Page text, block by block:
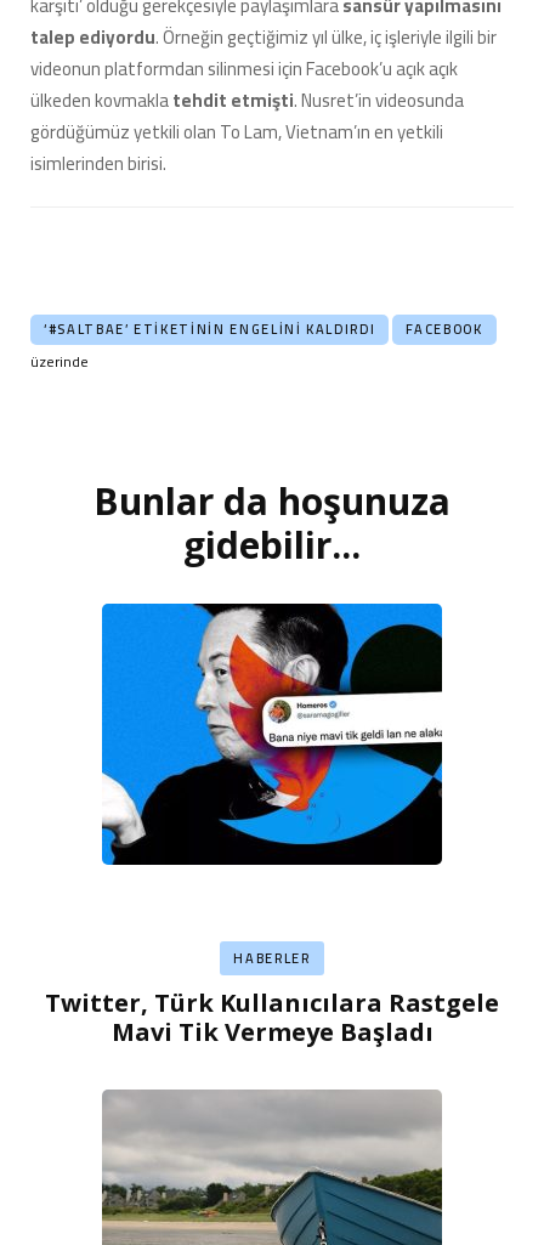
talep ediyordu. Örneğin geçtiğimiz yıl ülke, iç işleriyle ilgili bir
videonun platformdan silinmesi için Facebook’u açık açık
ülkeden kovmaklatehdit etmişti. Nusret’in videosunda
gördüğümüz yetkili olan To Lam, Vietnam’ın en yetkili
isimlerinden birisi.
‘#SALTBAE’ ETIKETININ ENGELINI KALDIRDI FACEBOOK
üzerinde
Bunlar da hoşunuza
gidebilir...
HABERLER
Twitter, Türk Kullanıcılara Rastgele
Mavi Tik Vermeye Başladı